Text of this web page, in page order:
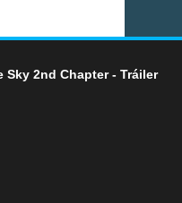
2nd Chapter - Tráiler